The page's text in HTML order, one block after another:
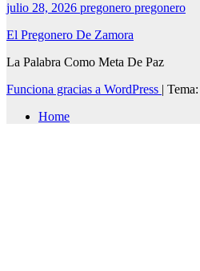
julio 28, 2026 pregonero pregonero
El Pregonero De Zamora
La Palabra Como Meta De Paz
Funciona gracias a WordPress |
Home